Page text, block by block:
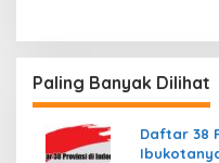
Paling Banyak Dilihat
Daftar 38